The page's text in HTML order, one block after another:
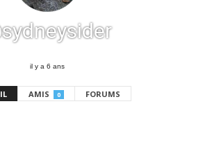
il y a 6 ans
AMIS 0 FORUMS